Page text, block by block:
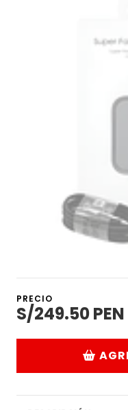
PRECIO
S/249.50 PEN